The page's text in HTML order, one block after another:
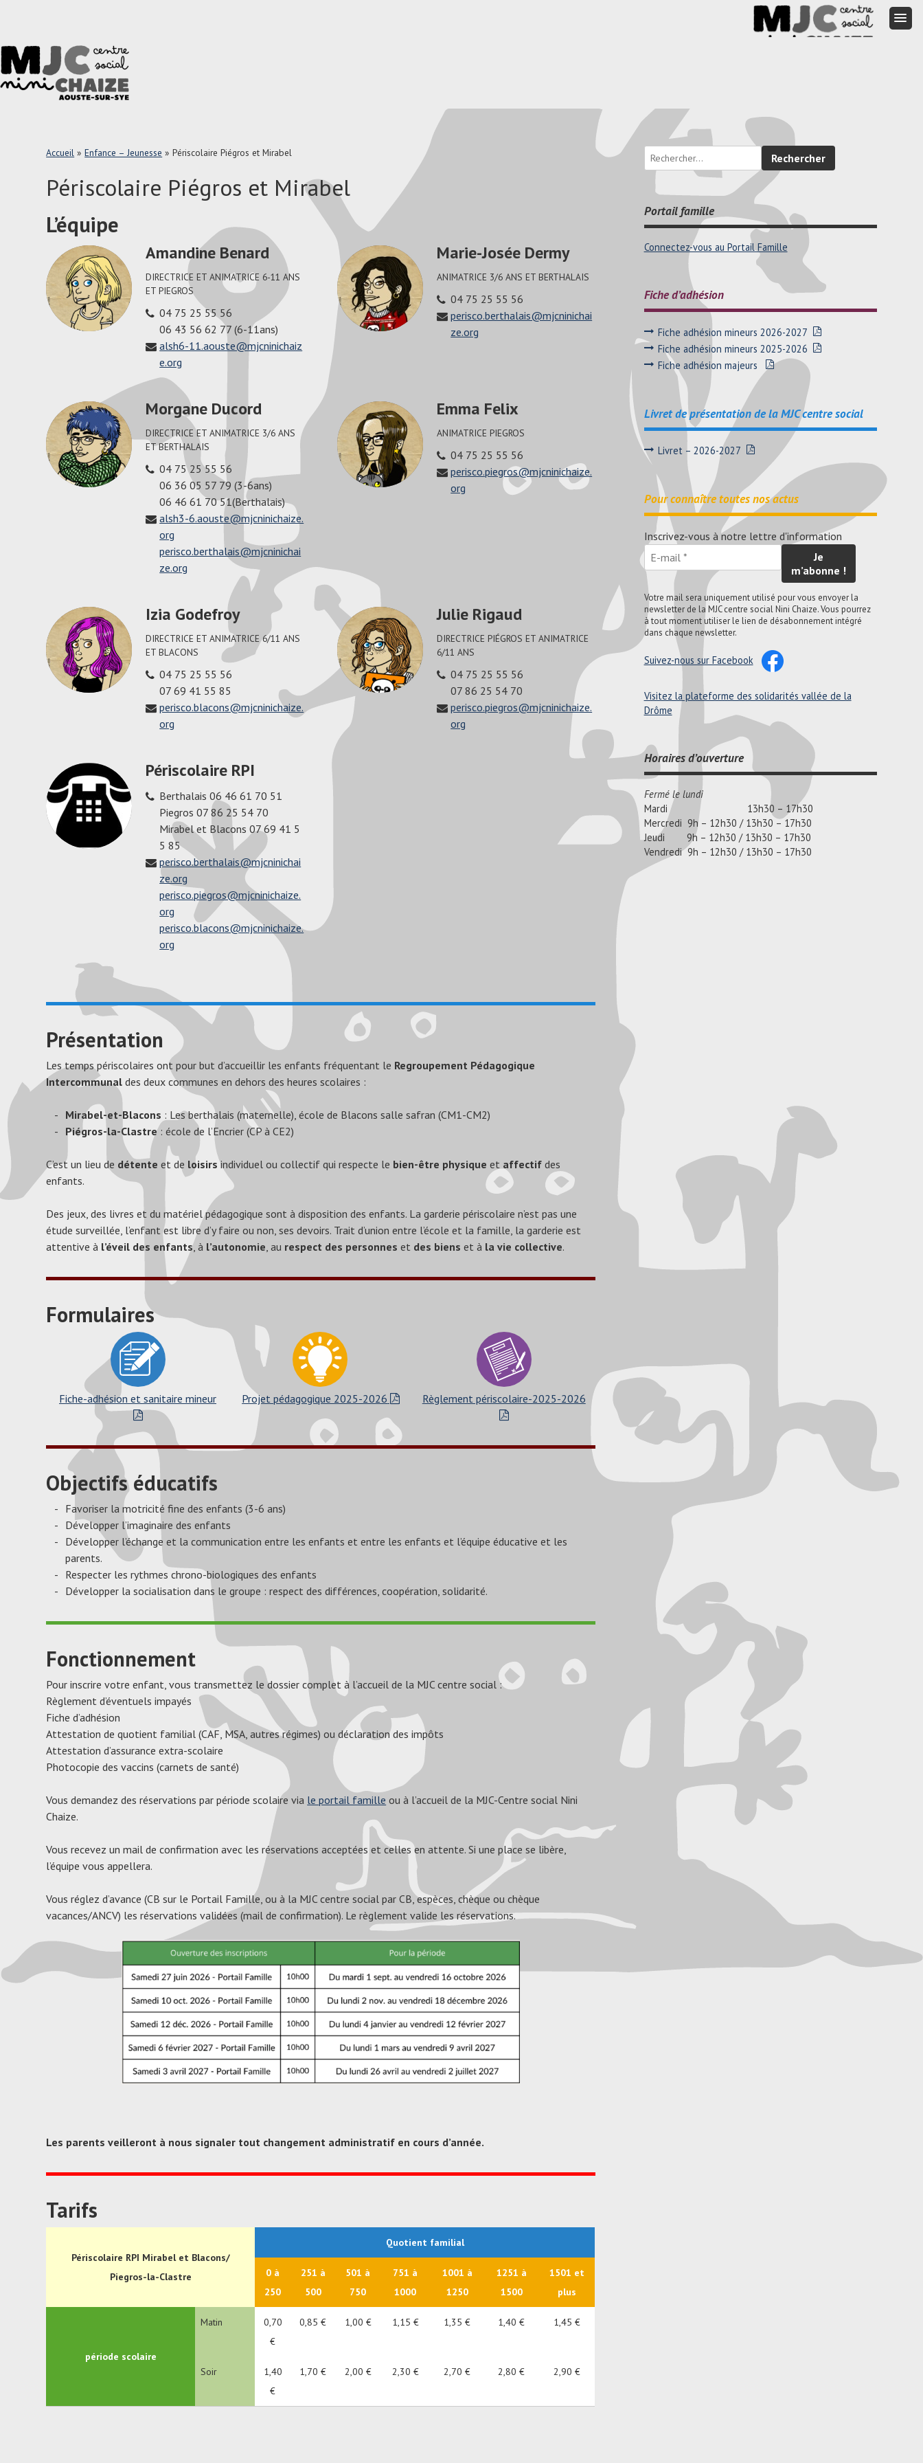
Aller
au
contenu
principal
principal
Accueil »Enfance – Jeunesse »Périscolaire Piégros et Mirabel
Périscolaire Piégros et Mirabel
L’équipe
Amandine Benard
DIRECTRICE ET ANIMATRICE 6-11 ANS
ET PIEGROS
04 75 25 55 56
06 43 56 62 77 (6-11ans)
alsh6-11.aouste@mjcninichaiz
e.org
Marie-Josée Dermy
ANIMATRICE 3/6 ANS ET BERTHALAIS
04 75 25 55 56
perisco.berthalais@mjcninichai
ze.org
Morgane Ducord
DIRECTRICE ET ANIMATRICE 3/6 ANS
ET BERTHALAIS
04 75 25 55 56
06 36 05 57 79 (3-6ans)
06 46 61 70 51(Berthalais)
alsh3-6.aouste@mjcninichaize.
org
perisco.berthalais@mjcninichai
ze.org
Emma Felix
ANIMATRICE PIEGROS
04 75 25 55 56
perisco.piegros@mjcninichaize.
org
Izia Godefroy
DIRECTRICE ET ANIMATRICE 6/11 ANS
ET BLACONS
04 75 25 55 56
07 69 41 55 85
perisco.blacons@mjcninichaize.
org
Julie Rigaud
DIRECTRICE PIÉGROS ET ANIMATRICE
6/11 ANS
04 75 25 55 56
07 86 25 54 70
perisco.piegros@mjcninichaize.
org
Périscolaire RPI
Berthalais 06 46 61 70 51
Piegros 07 86 25 54 70
Mirabel et Blacons 07 69 41 5
5 85
perisco.berthalais@mjcninichai
ze.org
perisco.piegros@mjcninichaize.
org
perisco.blacons@mjcninichaize.
org
Présentation
Les temps périscolaires ont pour but d’accueillir les enfants fréquentant le Regroupement Pédagogique
Intercommunal des deux communes en dehors des heures scolaires :
Mirabel-et-Blacons : Les berthalais (maternelle), école de Blacons salle safran (CM1-CM2)
Piégros-la-Clastre: école de l’Encrier (CP à CE2)
C’est un lieu de détenteet de loisirsindividuel ou collectif qui respecte le bien-être physique et affectif des
enfants.
Des jeux, des livres et du matériel pédagogique sont à disposition des enfants. La garderie périscolaire n’est pas une
étude surveillée, l’enfant est libre d’y faire ou non, ses devoirs. Trait d’union entre l’école et la famille, la garderie est
attentive à l’éveil des enfants, à l’autonomie , au respect des personnes et des biens et à la vie collective.
Formulaires
Fiche-adhésion et sanitaire mineur Projet pédagogique 2025-2026 Règlement périscolaire-2025-2026
Objectifs éducatifs
Favoriser la motricité fine des enfants (3-6 ans)
Développer l’imaginaire des enfants
Développer l’échange et la communication entre les enfants et entre les enfants et l’équipe éducative et les
parents.
Respecter les rythmes chrono-biologiques des enfants
Développer la socialisation dans le groupe : respect des différences, coopération, solidarité.
Fonctionnement
Pour inscrire votre enfant, vous transmettez le dossier complet à l’accueil de la MJC centre social :
Règlement d’éventuels impayés
Fiche d’adhésion
Attestation de quotient familial (CAF, MSA, autres régimes) ou déclaration des impôts
Attestation d’assurance extra-scolaire
Photocopie des vaccins (carnets de santé)
Vous demandez des réservations par période scolaire via le portail famille ou à l’accueil de la MJC-Centre social Nini
Chaize.
Vous recevez un mail de confirmation avec les réservations acceptées et celles en attente. Si une place se libère,
l’équipe vous appellera.
Vous réglez d’avance (CB sur le Portail Famille, ou à la MJC centre social par CB, espèces, chèque ou chèque
vacances/ANCV) les réservations validées (mail de confirmation). Le règlement valide les réservations.
Les parents veilleront à nous signaler tout changement administratif en cours d’année.
Tarifs
Périscolaire RPI Mirabel et Blacons/
Piegros-la-Clastre
Quotient familial
0 à
250
251 à
500
501 à
750
751 à
1000
1001 à
1250
1251 à
1500
1501 et
plus
période scolaire
Matin
0,70
€
0,85 € 1,00 € 1,15 € 1,35 € 1,40 € 1,45 €
Soir
1,40
€
1,70 € 2,00 € 2,30 € 2,70 € 2,80 € 2,90 €
Portail famille
Connectez-vous au Portail Famille
Fiche d’adhésion
Fiche adhésion mineurs 2026-2027
Fiche adhésion mineurs 2025-2026
Fiche adhésion majeurs
Livret de présentation de la MJC centre social
Livret – 2026-2027
Pour connaître toutes nos actus
Inscrivez-vous à notre lettre d'information
Votre mail sera uniquement utilisé pour vous envoyer la
newsletter de la MJC centre social Nini Chaize. Vous pourrez
à tout moment utiliser le lien de désabonnement intégré
dans chaque newsletter.
Suivez-nous sur Facebook
Visitez la plateforme des solidarités vallée de la
Drôme
Horaires d’ouverture
Fermé le lundi
Mardi 13h30 – 17h30
Mercredi 9h – 12h30 / 13h30 – 17h30
Jeudi 9h – 12h30 / 13h30 – 17h30
Vendredi 9h – 12h30 / 13h30 – 17h30